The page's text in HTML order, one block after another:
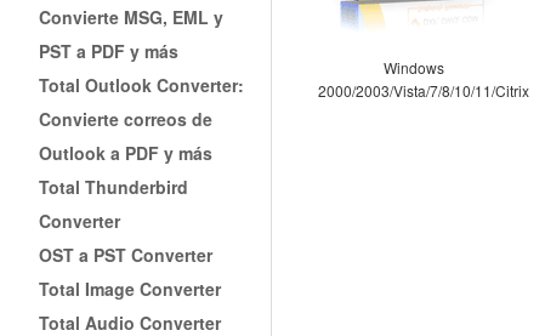
Convierte MSG, EML y
PST a PDF y más
Total Outlook Converter:
Convierte correos de
Outlook a PDF y más
Total Thunderbird
Converter
OST a PST Converter
Total Image Converter
Total Audio Converter
Windows
2000/2003/Vista/7/8/10/11/Citrix